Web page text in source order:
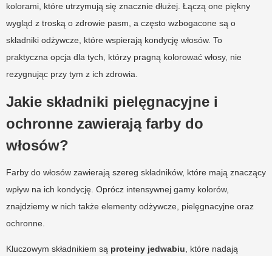
kolorami, które utrzymują się znacznie dłużej. Łączą one piękny
wygląd z troską o zdrowie pasm, a często wzbogacone są o
składniki odżywcze, które wspierają kondycję włosów. To
praktyczna opcja dla tych, którzy pragną kolorować włosy, nie
rezygnując przy tym z ich zdrowia.
Jakie składniki pielęgnacyjne i
ochronne zawierają farby do
włosów?
Farby do włosów zawierają szereg składników, które mają znaczący
wpływ na ich kondycję. Oprócz intensywnej gamy kolorów,
znajdziemy w nich także elementy odżywcze, pielęgnacyjne oraz
ochronne.
Kluczowym składnikiem są proteiny jedwabiu , które nadają